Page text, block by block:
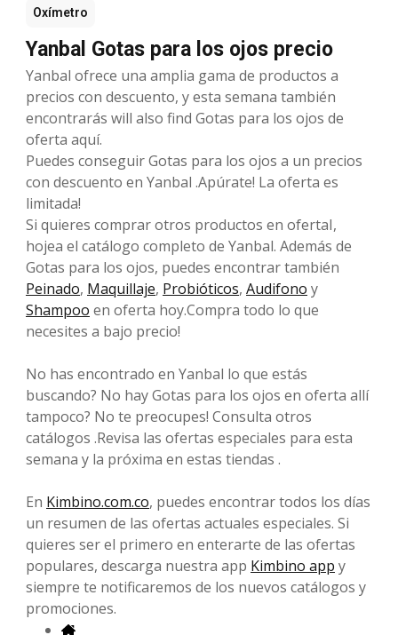
Oxímetro
Yanbal Gotas para los ojos precio
Yanbal ofrece una amplia gama de productos a
precios con descuento, y esta semana también
encontrarás will also find Gotas para los ojos de
oferta aquí.
Puedes conseguir Gotas para los ojos a un precios
con descuento en Yanbal .Apúrate! La oferta es
limitada!
Si quieres comprar otros productos en ofertaI,
hojea el catálogo completo de Yanbal. Además de
Gotas para los ojos, puedes encontrar también
Peinado, Maquillaje, Probióticos, Audifono y
Shampoo en oferta hoy.Compra todo lo que
necesites a bajo precio!
No has encontrado en Yanbal lo que estás
buscando? No hay Gotas para los ojos en oferta allí
tampoco? No te preocupes! Consulta otros
catálogos .Revisa las ofertas especiales para esta
semana y la próxima en estas tiendas .
En Kimbino.com.co, puedes encontrar todos los días
un resumen de las ofertas actuales especiales. Si
quieres ser el primero en enterarte de las ofertas
populares, descarga nuestra app Kimbino app y
siempre te notificaremos de los nuevos catálogos y
promociones.